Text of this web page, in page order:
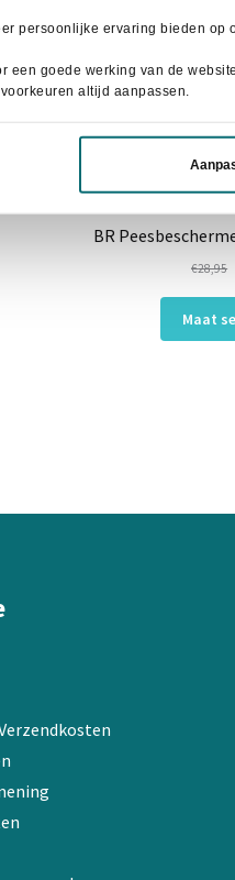
persoonlijke ervaring bieden
een goede werking van de
altijd aanpassen.
BR
€28,95
Maat